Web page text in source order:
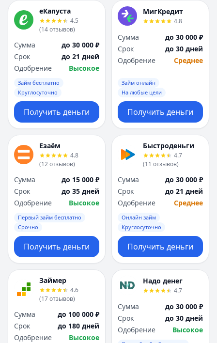
еКапуста
4.5
(14отзывов)
Сумма
до 30 000 ₽
Срок
до 21 дней
Одобрение
Высокое
Займ бесплатно
Круглосуточно
Получить деньги
МигКредит
4.8
Сумма
до 30 000 ₽
Срок
до 30 дней
Одобрение
Среднее
Займ онлайн
На любые цели
Получить деньги
Езаём
4.8
(12отзывов)
Сумма
до 15 000 ₽
Срок
до 35 дней
Одобрение
Высокое
Первый займ бесплатно
Срочно
Получить деньги
Быстроденьги
4.7
(11 отзывов)
Сумма
до 30 000 ₽
Срок
до 21 дней
Одобрение
Среднее
Онлайн займ
Круглосуточно
Получить деньги
Займер
4.6
(17отзывов)
Сумма
до 100 000 ₽
Срок
до 180 дней
Одобрение
Высокое
Надо денег
4.7
Сумма
до 30 000 ₽
Срок
до 30 дней
Одобрение
Высокое